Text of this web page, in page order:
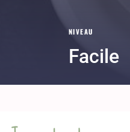
NIVEAU
Facile